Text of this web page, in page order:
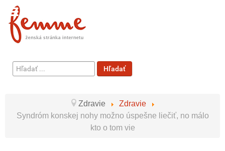
Hľadať
...
Hľadať
Zdravie
Zdravie
Syndróm konskej nohy možno úspešne liečiť, no málo
kto o tom vie